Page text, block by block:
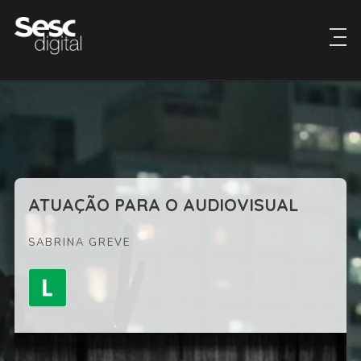
ATUAÇÃO PARA O AUDIOVISUAL
SABRINA GREVE